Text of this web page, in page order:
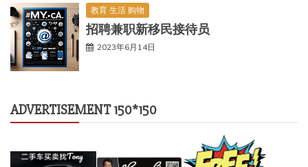
教育 生活 购物
招聘兼职新移民接待员
2023年6月14日
ADVERTISEMENT 150*150